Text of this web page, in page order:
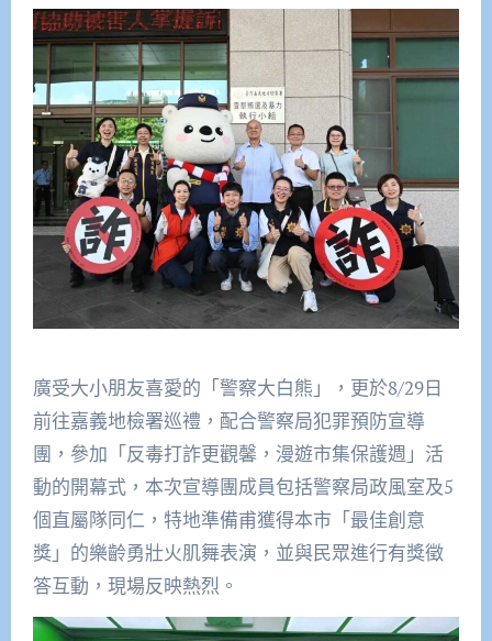
廣受大小朋友喜愛的「警察大白熊」，更於8/29日
前往嘉義地檢署巡禮，配合警察局犯罪預防宣導
團，參加「反毒打詐更觀馨，漫遊市集保護週」活
動的開幕式，本次宣導團成員包括警察局政風室及5
個直屬隊同仁，特地準備甫獲得本市「最佳創意
獎」的樂齡勇壯火肌舞表演，並與民眾進行有獎徵
答互動，現場反映熱烈。